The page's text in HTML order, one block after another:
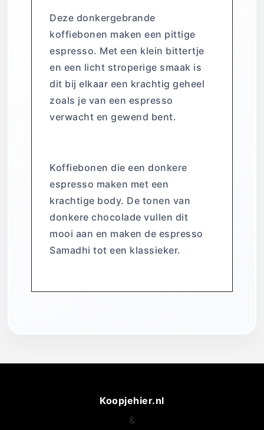
Deze donkergebrande
koffiebonen maken een pittige
espresso. Met een klein bittertje
en een licht stroperige smaak is
dit bij elkaar een krachtig geheel
zoals je van een espresso
verwacht en gewend bent.
Koffiebonen die een donkere
espresso maken met een
krachtige body. De tonen van
donkere chocolade vullen dit
mooi aan en maken de espresso
Samadhi tot een klassieker.
Koopjehier.nl
&